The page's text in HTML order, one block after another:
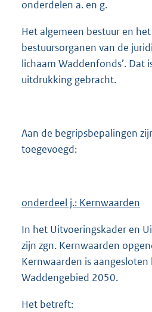
onderdelen a. en g.
Het algemeen bestuur en
bestuursorganen van de
lichaam Waddenfonds’. Dat
uitdrukking gebracht.
Aan de begripsbepalingen
toegevoegd:
onderdeel j.: Kernwaarden
In het Uitvoeringskader en
zijn zgn. Kernwaarden
Kernwaarden is
Waddengebied 2050.
Het betreft: